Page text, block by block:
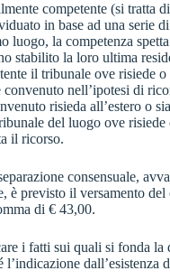
competente (si tratta
in base ad una serie
luogo, la competenza
stabilito la loro ultima
il tribunale ove risiede
nell’ipotesi di
risieda all’estero o
del luogo ove
il ricorso.
consensuale,
è previsto il versamento
di € 43,00.
i fatti sui quali si fonda la
l’indicazione dall’esistenza